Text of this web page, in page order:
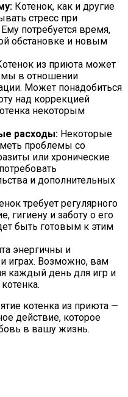
Котенок, как и другие
стресс при
потребуется время,
обстановке и новым
из приюта может
в отношении
Может понадобиться
над коррекцией
некоторым
расходы: Некоторые
проблемы со
или хронические
и дополнительных
требует регулярного
гигиену и заботу о его
быть готовым к этим
энергичны и
играх. Возможно, вам
каждый день для игр и
котенка из приюта —
действие, которое
в вашу жизнь.